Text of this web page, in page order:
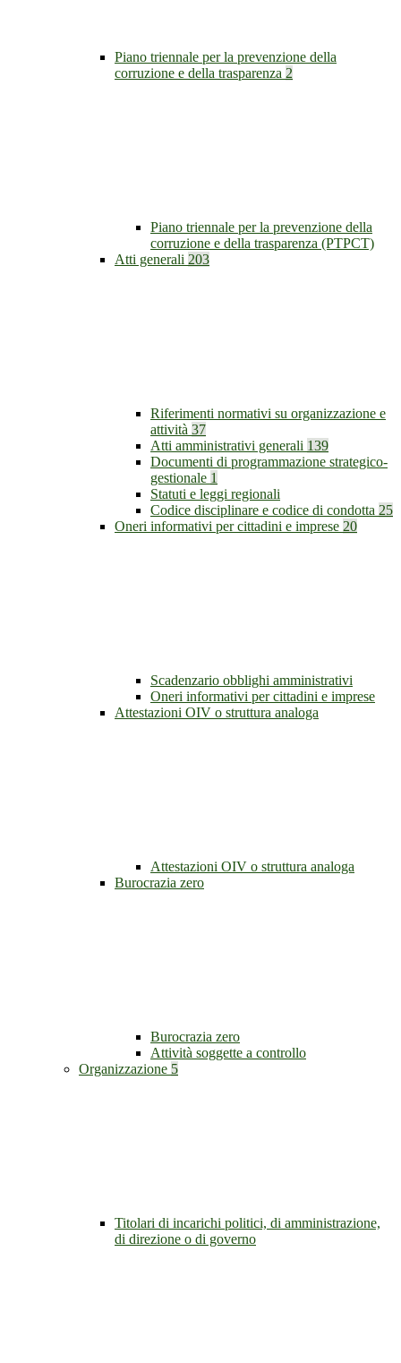
Piano triennale per la prevenzione della
corruzione e della trasparenza 2
Piano triennale per la prevenzione della
corruzione e della trasparenza (PTPCT)
Atti generali 203
Riferimenti normativi su organizzazione e
attività 37
Atti amministrativi generali 139
Documenti di programmazione strategico-
gestionale 1
Statuti e leggi regionali
Codice disciplinare e codice di condotta 25
Oneri informativi per cittadini e imprese 20
Scadenzario obblighi amministrativi
Oneri informativi per cittadini e imprese
Attestazioni OIV o struttura analoga
Attestazioni OIV o struttura analoga
Burocrazia zero
Burocrazia zero
Attività soggette a controllo
Organizzazione 5
Titolari di incarichi politici, di amministrazione,
di direzione o di governo